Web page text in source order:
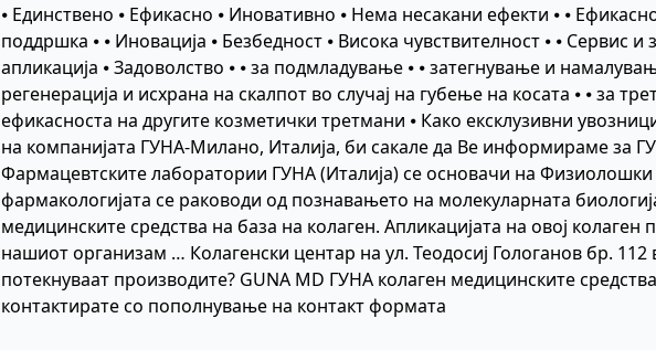
⦁ Единствено ⦁ Ефикасно ⦁ Иновативно ⦁ Нема несакани ефекти ⦁ ⦁
поддршка ⦁ ⦁ Иновација ⦁ Безбедност ⦁ Висока чувствителност ⦁ ⦁ Сервис
апликација ⦁ Задоволство ⦁ ⦁ за подмладување ⦁ ⦁ затегнување и
регенерација и исхрана на скалпот во случај на губење на косата ⦁ ⦁ за
ефикасноста на другите козметички третмани ⦁ Како ексклузивни
на компанијата ГУНА-Милано, Италија, би сакале да Ве информираме за
Фармацевтските лаборатории ГУНА (Италија) се основачи на
фармакологијата се раководи од познавањето на молекуларната
медицинските средства на база на колаген. Апликацијата на овој
нашиот организам … Колагенски центар на ул. Теодосиј Гологанов бр. 112
потекнуваат производите? GUNA MD ГУНА колаген медицинските
контактирате со пополнување на контакт формата